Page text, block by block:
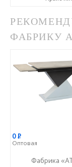
ФАБРИКУ
0Р
Оптовая
Фабрика